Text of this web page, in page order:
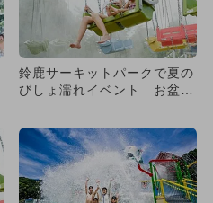
鈴鹿サーキットパークで夏の
びしょ濡れイベント お盆に
も